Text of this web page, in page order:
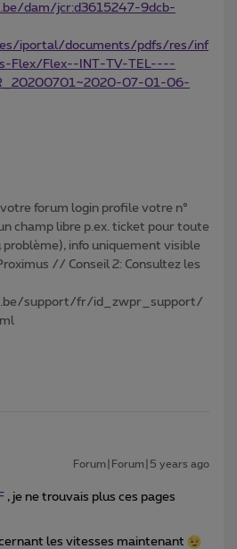
dam/jcr:d3615247-9dcb-
iportal/documents/pdfs/res/inf
Flex/Flex--INT-TV-TEL----
07-01-06-
votre forum login profile votre n°
champ libre p.ex. ticket pour toute
info uniquement visible
// Conseil 2: Consultez les
support/fr/id_zwpr_support/
Forum|Forum|5 years ago
, je ne trouvais plus ces pages
les vitesses maintenant